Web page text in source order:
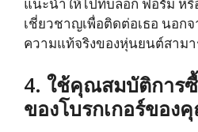
เชี่ยวชาญเพื่อติดต่อเธอ นอก
ความแท้จริงของหุ่นยนต์สาม
4. ใช้คุณสมบัติการ
ของโบรกเกอร์ของ